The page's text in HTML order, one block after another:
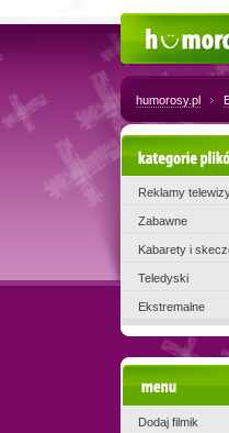
humorosy.pl
Kategorie
Reklamy
Zabawne
Kabarety i
Teledyski
Ekstremalne
Dodaj filmik